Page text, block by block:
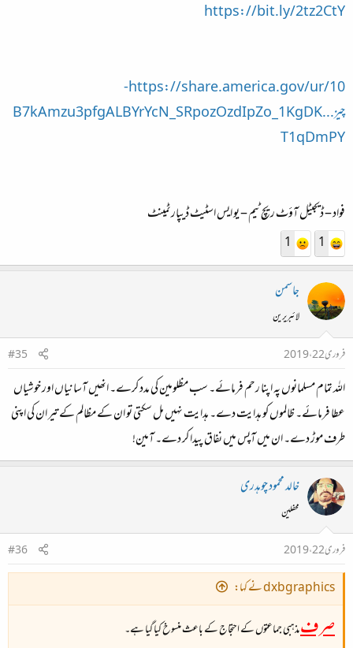
https://bit.ly/2tz2CtY
https://share.america.gov/ur/10-
چیز...B7kAmzu3pfgALBYrYcN_SRpozOzdIpZo_1KgDK
T1qDmPY
فواد – ڈيجيٹل آؤٹ ريچ ٹيم – يو ايس اسٹيٹ ڈيپارٹمينٹ
1
1
جاسمن
لائبریرین
فروری 22، 2019
#35
اللہ تمام مسلمانوں پہ اپنا رحم فرمائے۔ سب مظلومین کی مدد کرے۔ انھیں آسانیاں اور خوشیاں
عطا فرمائے۔ ظالموں کو ہدایت دے۔ ہدایت نہیں مل سکتی تو ان کے مظالم کے تیر ان کی اپنی
طرف موڑ دے۔ ان میں آپس میں نفاق پیدا کر دے۔ آمین!
خالد محمود چوہدری
محفلین
فروری 22، 2019
#36
dxbgraphics نے کہا:
صرفمذہبی جماعتوں کے احتجاج کے باعث منسوخ کیا گیا ہے۔